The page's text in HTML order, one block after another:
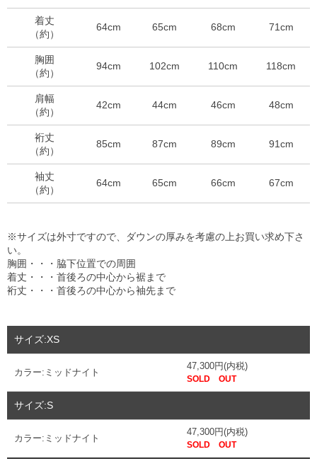
着丈
（約）
64cm 65cm 68cm 71cm
胸囲
（約）
94cm 102cm 110cm 118cm
肩幅
（約）
42cm 44cm 46cm 48cm
裄丈
（約）
85cm 87cm 89cm 91cm
袖丈
（約）
64cm 65cm 66cm 67cm
※サイズは外寸ですので、ダウンの厚みを考慮の上お買い求め下さ
い。
胸囲・・・脇下位置での周囲
着丈・・・首後ろの中心から裾まで
裄丈・・・首後ろの中心から袖先まで
サイズ:XS
カラー:ミッドナイト
47,300円(内税)
SOLD OUT
サイズ:S
カラー:ミッドナイト
47,300円(内税)
SOLD OUT